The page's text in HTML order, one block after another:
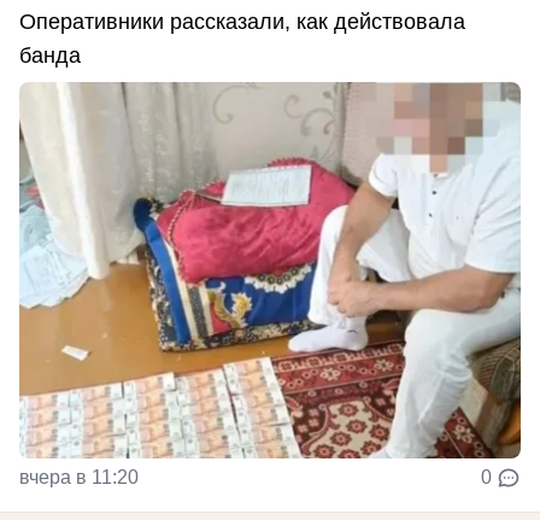
Оперативники рассказали, как действовала
банда
вчера в 11:20 0